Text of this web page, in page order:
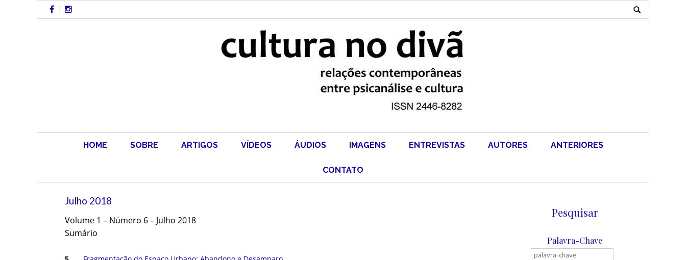
Skip
to
Search
for:
HOME SOBRE ARTIGOS VÍDEOS ÁUDIOS IMAGENS ENTREVISTAS AUTORES ANTERIORES
CONTATO
Julho 2018
Volume 1 – Número 6 – Julho 2018
Sumário
Pesquisar
Palavra-Chave